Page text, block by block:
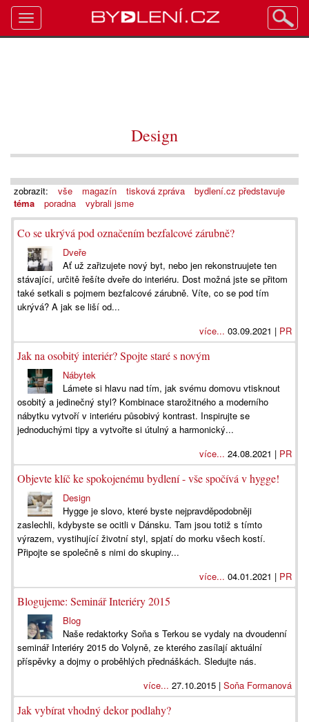
Design
zobrazit: vše magazín tisková zpráva
bydlení.cz představuje
téma
poradna vybrali jsme
Co se ukrývá pod označením bezfalcové zárubně?
Dveře
Ať už zařizujete nový byt, nebo jen rekonstruujete ten
stávající, určitě řešíte dveře do interiéru. Dost možná jste se přitom
také setkali s pojmem bezfalcové zárubně. Víte, co se pod tím
ukrývá? A jak se liší od...
více... 03.09.2021 | PR
Jak na osobitý interiér? Spojte staré s novým
Nábytek
Lámete si hlavu nad tím, jak svému domovu vtisknout
osobitý a jedinečný styl? Kombinace starožitného a moderního
nábytku vytvoří v interiéru působivý kontrast. Inspirujte se
jednoduchými tipy a vytvořte si útulný a harmonický...
více... 24.08.2021 | PR
Objevte klíč ke spokojenému bydlení - vše spočívá v hygge!
Design
Hygge je slovo, které byste nejpravděpodobněji
zaslechli, kdybyste se ocitli v Dánsku. Tam jsou totiž s tímto
výrazem, vystihující životní styl, spjatí do morku všech kostí.
Připojte se společně s nimi do skupiny...
více... 04.01.2021 | PR
Blogujeme: Seminář Interiéry 2015
Blog
Naše redaktorky Soňa s Terkou se vydaly na dvoudenní
seminář Interiéry 2015 do Volyně, ze kterého zasílají aktuální
příspěvky a dojmy o proběhlých přednáškách. Sledujte nás.
více... 27.10.2015 | Soňa Formanová
Jak vybírat vhodný dekor podlahy?
Toggle
navigation